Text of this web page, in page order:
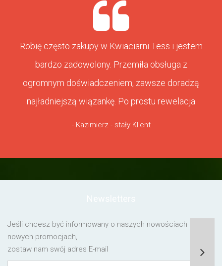
Robię często zakupy w Kwiaciarni Tess i jestem
bardzo zadowolony. Przemiła obsługa z
ogromnym doświadczeniem, zawsze doradzą
najładniejszą wiązankę. Po prostu rewelacja
- Kazimierz - stały Klient
Jeśli chcesz być informowany o naszych nowościach lub o
nowych promocjach,
zostaw nam swój adres E-mail